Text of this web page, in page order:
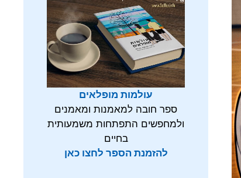
עולמות מופלאים
ספר חובה למאמנות ומאמנים
ולמחפשים התפתחות משמעותית
בחיים
להזמנת הספר לחצו כאן